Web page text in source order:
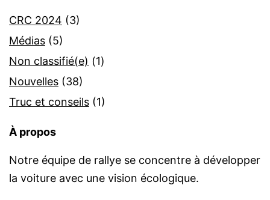
CRC 2024 (3)
Médias (5)
Non classifié(e) (1)
Nouvelles (38)
Truc et conseils (1)
À propos
Notre équipe de rallye se concentre à développer
la voiture avec une vision écologique.